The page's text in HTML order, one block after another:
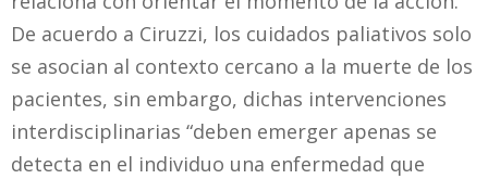
De acuerdo a Ciruzzi, los cuidados paliativos solo
se asocian al contexto cercano a la muerte de los
pacientes, sin embargo, dichas intervenciones
interdisciplinarias “deben emerger apenas se
detecta en el individuo una enfermedad que